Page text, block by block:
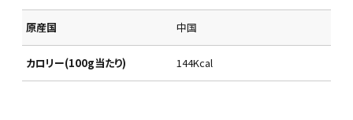
原産国 中国
カロリー(100g当たり) 144Kcal